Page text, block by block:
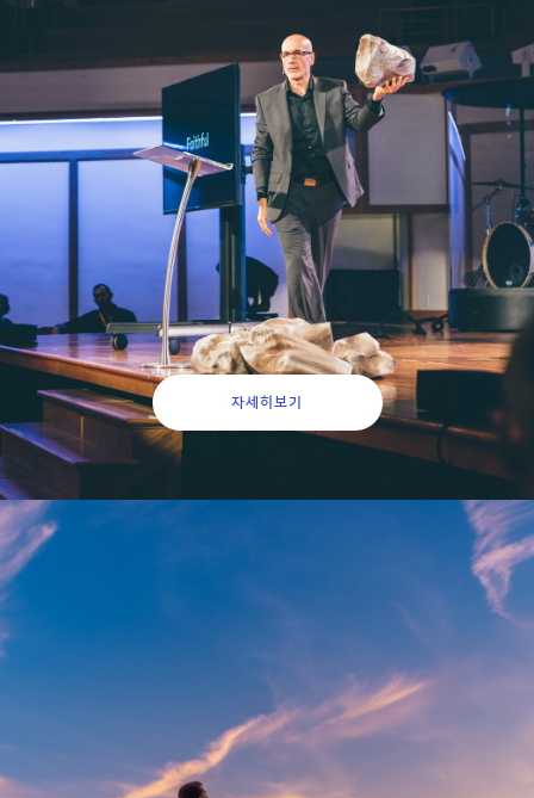
양성과정-
블루오션인 제약바이오 전문강사 전문가로 여러분의 경험과 직
무능력을 펼쳐보이세요.
PASA의 전문강사로 활동할 수 있는 기회 지금 바로 잡으세요.
격월 과정개설, 총 8회 매주 1회 3시간 진행
(1월 / 3월 / 5월 / 7월 / 9월 / 11월)
자세히보기
-라이징스타(취업컨설
팅)-
이미 수많은 취업성공자를 배출한 대한민국 대표 취업컨설팅 프
제약바이오 취업을 준비한다면 지금 바로 확인하세요.